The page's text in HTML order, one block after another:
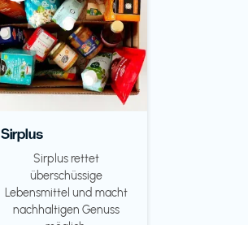
Sirplus
Sirplus rettet
überschüssige
Lebensmittel und macht
nachhaltigen Genuss